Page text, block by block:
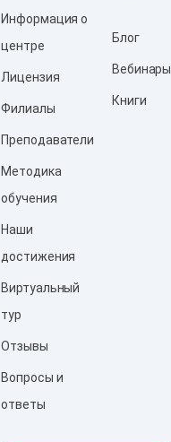
Информация о
центре
Лицензия
Филиалы
Преподаватели
Методика
обучения
Наши
достижения
Виртуальный
тур
Отзывы
Вопросы и
ответы
Блог
Вебинары
Книги